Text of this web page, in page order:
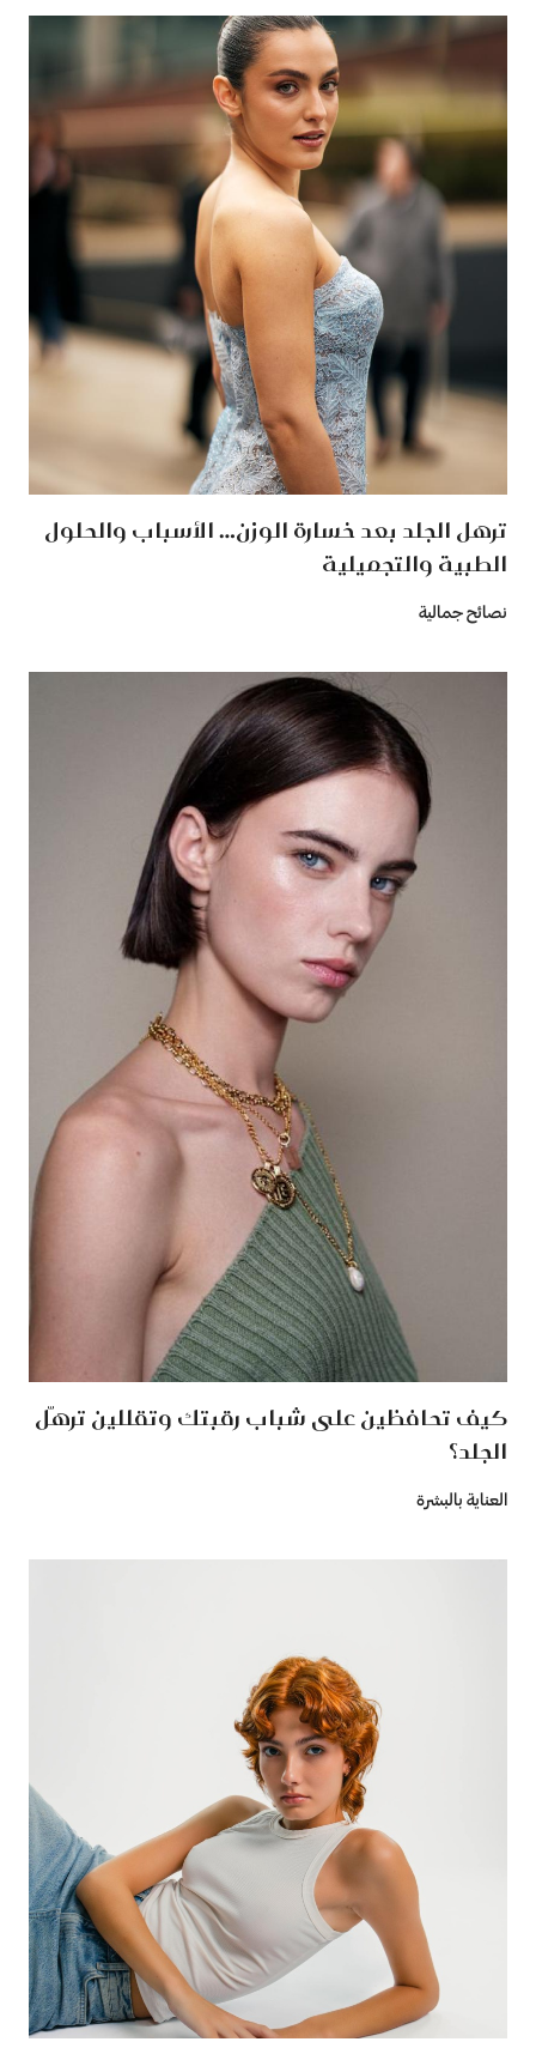
ترهل الجلد بعد خسارة الوزن… الأسباب والحلول
الطبية والتجميلية
نصائح جمالية
كيف تحافظين على شباب رقبتك وتقللين ترهّل
الجلد؟
العناية بالبشرة